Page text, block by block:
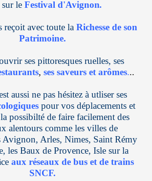
le Festival d'Avignon.
avec toute la Richesse de son
Patrimoine.
ses pittoresques ruelles, ses
, ses saveurs et arômes...
aussi ne pas hésitez à utliser ses
pour vos déplacements et
possibilté de faire facilement des
alentours comme les villes de
Avignon, Arles, Nimes, Saint Rémy
les Baux de Provence, Isle sur la
aux réseaux de bus et de trains
SNCF.